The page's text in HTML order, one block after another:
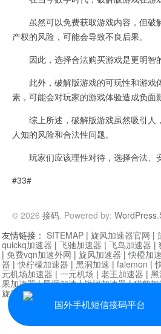
虽然可以免费获取游戏内容，但破
产权的风险，可能会导致不良后果。
因此，选择合法购买游戏是更明智的
此外，破解版游戏的可玩性和游戏
素，可能会对玩家的游戏体验造成负面
综上所述，破解版游戏虽然吸引人
人知的风险和合法性问题。
玩家们应该理性对待，选择合法、
#33#
© 2026 接码. Powered by: WordPress.
国外手机短信接码平台
友情链接： SITEMAP | 旋风加速器官网 |
quickq加速器 | 飞驰加速器 | 飞鸟加速器 |
| 免费vqn加速外网 | 旋风加速器 |快橙加
器 |快柠檬加速器 | 黑洞加速 | falemon |
元机场加速器 | 一元机场 | 老王加速器 |
果加速器|黑洞加速|银河加速器|猎豹
旋风加速器度器